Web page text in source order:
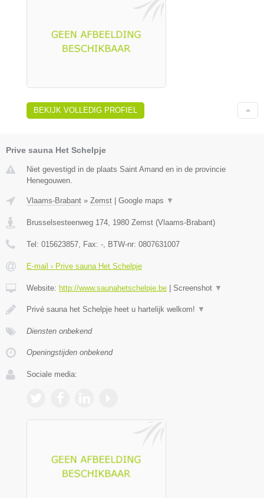
BEKIJK VOLLEDIG PROFIEL
Prive sauna Het Schelpje
Niet gevestigd in de plaats Saint Amand en in de provincie
Henegouwen.
Vlaams-Brabant » Zemst Google maps ▼
Brusselsesteenweg 174, 1980 Zemst (Vlaams-Brabant)
Tel: 015623857, Fax: -, BTW-nr: 0807631007
E-mail › Prive sauna Het Schelpje
Website: http://www.saunahetschelpje.be Screenshot ▼
Privé sauna het Schelpje heet u hartelijk welkom! ▼
Diensten onbekend
Openingstijden onbekend
Sociale media: